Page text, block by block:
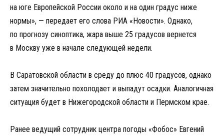
на юге Европейской России около и на один градус ниже
нормы», — передает его слова РИА «Новости». Однако,
по прогнозу синоптика, жара выше 25 градусов вернется
в Москву уже в начале следующей недели.
В Саратовской области в среду до плюс 40 градусов, однако
затем значительно похолодает и выпадут осадки. Аналогичная
ситуация будет в Нижегородской области и Пермском крае.
Ранее ведущий сотрудник центра погоды «Фобос» Евгений